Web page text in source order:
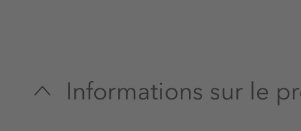
Informations sur le